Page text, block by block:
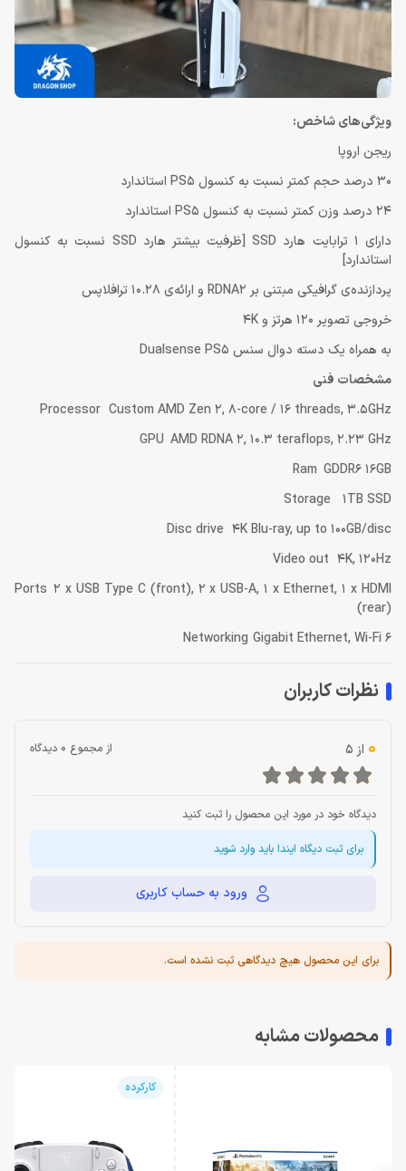
ویژگی‌های شاخص:
ریجن اروپا
30 درصد حجم کمتر نسبت به کنسول PS5 استاندارد
24 درصد وزن کمتر نسبت به کنسول PS5 استاندارد
دارای 1 ترابایت هارد SSD [ظرفیت بیشتر هارد SSD نسبت به کنسول
استاندارد]
پردازنده‌ی گرافیکی مبتنی بر RDNA2 و ارائه‌ی 10.28 ترافلاپس
خروجی تصویر 120 هرتز و 4K
به همراه یک دسته دوال سنس Dualsense PS5
مشخصات فنی
Processor Custom AMD Zen 2, 8-core / 16 threads, 3.5GHz
GPU AMD RDNA 2, 10.3 teraflops, 2.23 GHz
Ram GDDR6 16GB
Storage 1TB SSD
Disc drive 4K Blu-ray, up to 100GB/disc
Video out 4K, 120Hz
Ports 2 x USB Type C (front), 2 x USB-A, 1 x Ethernet, 1 x HDMI
(rear)
Networking Gigabit Ethernet, Wi-Fi 6
نظرات کاربران
0 از 5 از مجموع 0 دیدگاه
دیدگاه خود در مورد این محصول را ثبت کنید
برای ثبت دیگاه ایندا باید وارد شوید
ورود به حساب کاربری
برای این محصول هیچ دیدگاهی ثبت نشده است.
محصولات مشابه
کارکرده